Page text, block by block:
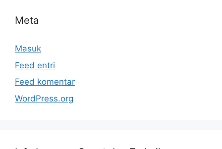
Meta
Masuk
Feed entri
Feed komentar
WordPress.org